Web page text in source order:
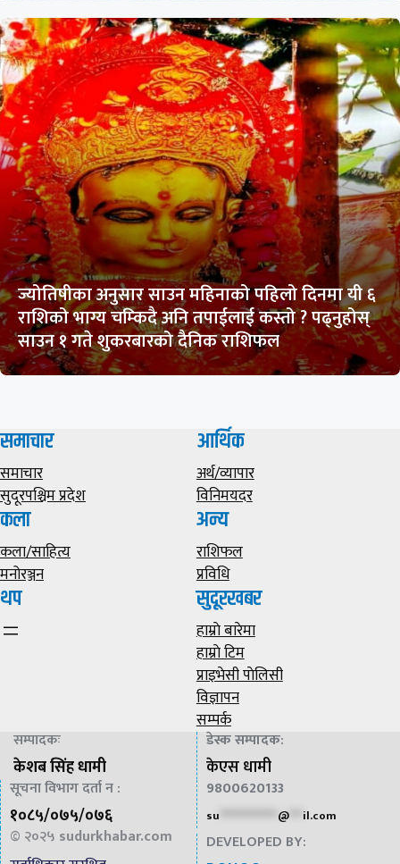
ज्योतिषीका अनुसार साउन महिनाको पहिलो दिनमा यी ६
राशिको भाग्य चम्किदै अनि तपाईलाई कस्तो ? पढ्नुहोस्
साउन १ गते शुकरबारको दैनिक राशिफल
समाचार
समाचार
सुदूरपश्चिम प्रदेश
आर्थिक
अर्थ/व्यापार
विनिमयदर
कला
कला/साहित्य
मनोरञ्जन
अन्य
राशिफल
प्रविधि
थप सुदूरखबर
हाम्राे बारेमा
हाम्राे टिम
प्राइभेसी पाेलिसी
विज्ञापन
सम्पर्क
सम्पादकः
केशब सिंह धामी
डेस्क सम्पादक:
केएस धामी
सूचना विभाग दर्ता न :
१०८५/०७५/०७६
9800620133
su @*** il.com
© २०२५ sudurkhabar.com
DEVELOPED BY: